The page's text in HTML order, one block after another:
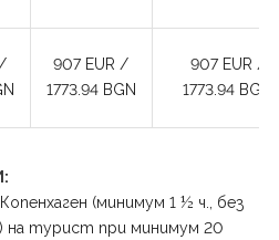
907 EUR /
1773.94 BGN
907 EUR /
1773.94 BGN
(минимум 1 ½ ч., без
на турист при минимум 20